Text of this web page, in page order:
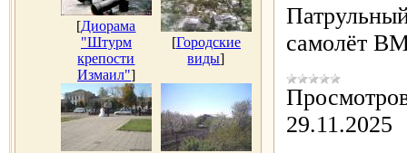
[Диорама
"Штурм
крепости
Измаил"]
[Городские
виды]
самолёт
29.11.2025